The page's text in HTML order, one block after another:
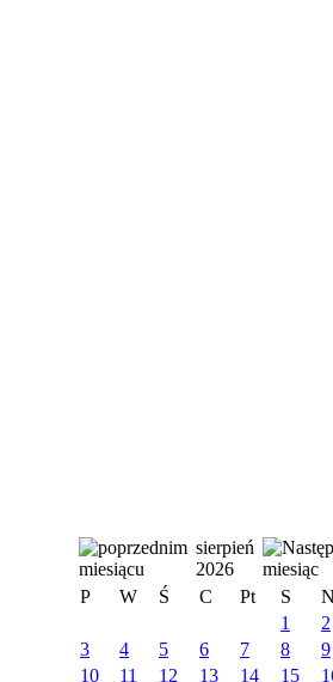
sierpień
2026
P
W Ś C Pt S
N
1
2
3
4 5 6 7 8
9
10
11 12 13 14 15